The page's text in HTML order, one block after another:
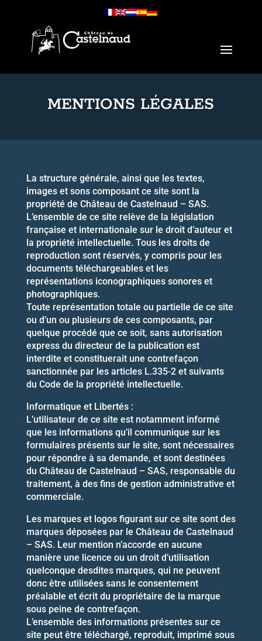
MENTIONS LÉGALES
La structure générale, ainsi que les textes,
images et sons composant ce site sont la
propriété de Château de Castelnaud – SAS.
L’ensemble de ce site relève de la législation
française et internationale sur le droit d’auteur et
la propriété intellectuelle. Tous les droits de
reproduction sont réservés, y compris pour les
documents téléchargeables et les
représentations iconographiques sonores et
photographiques.
Toute représentation totale ou partielle de ce site
ou d’un ou plusieurs de ces composants, par
quelque procédé que ce soit, sans autorisation
express du directeur de la publication est
interdite et constituerait une contrefaçon
sanctionnée par les articles L.335-2 et suivants
du Code de la propriété intellectuelle.
Informatique et Libertés :
L’utilisateur de ce site est notamment informé
que les informations qu’il communique sur les
formulaires présents sur le site, sont nécessaires
pour répondre à sa demande, et sont destinées
du Château de Castelnaud – SAS, responsable du
traitement, à des fins de gestion administrative et
commerciale.
Les marques et logos figurant sur ce site sont des
marques déposées par le Château de Castelnaud
– SAS. Leur mention n’accorde en aucune
manière une licence ou un droit d’utilisation
quelconque desdites marques, qui ne peuvent
donc être utilisées sans le consentement
préalable et écrit du propriétaire de la marque
sous peine de contrefaçon.
L’ensemble des informations présentes sur ce
site peut être téléchargé, reproduit, imprimé sous